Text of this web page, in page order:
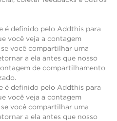
é definido pelo Addthis para
você veja a contagem
você compartilhar uma
a ela antes que nosso
de compartilhamento
é definido pelo Addthis para
você veja a contagem
você compartilhar uma
a ela antes que nosso